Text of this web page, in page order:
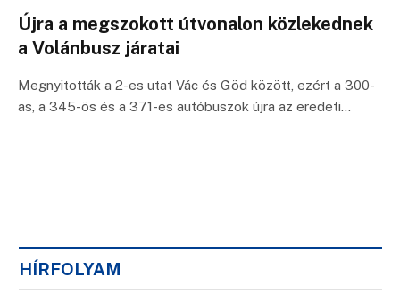
Újra a megszokott útvonalon közlekednek
a Volánbusz járatai
Megnyitották a 2-es utat Vác és Göd között, ezért a 300-
as, a 345-ös és a 371-es autóbuszok újra az eredeti…
HÍRFOLYAM